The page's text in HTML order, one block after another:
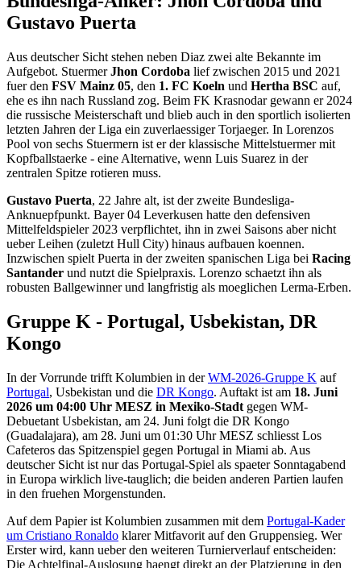
Gustavo Puerta
Aus deutscher Sicht stehen neben Diaz zwei alte Bekannte im
Aufgebot. StuermerJhon Cordoba lief zwischen 2015 und 2021
fuer den FSV Mainz 05, den 1. FC Koeln und Hertha BSC auf,
ehe es ihn nach Russland zog. Beim FK Krasnodar gewann er 2024
die russische Meisterschaft und blieb auch in den sportlich isolierten
letzten Jahren der Liga ein zuverlaessiger Torjaeger. In Lorenzos
Pool von sechs Stuermern ist er der klassische Mittelstuermer mit
Kopfballstaerke - eine Alternative, wenn Luis Suarez in der
zentralen Spitze rotieren muss.
Gustavo Puerta, 22 Jahre alt, ist der zweite Bundesliga-
Anknuepfpunkt. Bayer 04 Leverkusen hatte den defensiven
Mittelfeldspieler 2023 verpflichtet, ihn in zwei Saisons aber nicht
ueber Leihen (zuletzt Hull City) hinaus aufbauen koennen.
Inzwischen spielt Puerta in der zweiten spanischen Liga bei Racing
Santander und nutzt die Spielpraxis. Lorenzo schaetzt ihn als
robusten Ballgewinner und langfristig als moeglichen Lerma-Erben.
Gruppe K - Portugal, Usbekistan, DR
Kongo
In der Vorrunde trifft Kolumbien in derWM-2026-Gruppe K auf
Portugal, Usbekistan und die DR Kongo. Auftakt ist am 18. Juni
2026 um 04:00 Uhr MESZ in Mexiko-Stadt gegen WM-
Debuetant Usbekistan, am 24. Juni folgt die DR Kongo
(Guadalajara), am 28. Juni um 01:30 Uhr MESZ schliesst Los
Cafeteros das Spitzenspiel gegen Portugal in Miami ab. Aus
deutscher Sicht ist nur das Portugal-Spiel als spaeter Sonntagabend
in Europa wirklich live-tauglich; die beiden anderen Partien laufen
in den fruehen Morgenstunden.
Auf dem Papier ist Kolumbien zusammen mit dem Portugal-Kader
um Cristiano Ronaldo klarer Mitfavorit auf den Gruppensieg. Wer
Erster wird, kann ueber den weiteren Turnierverlauf entscheiden:
Die Achtelfinal-Auslosung haengt direkt an der Platzierung in den